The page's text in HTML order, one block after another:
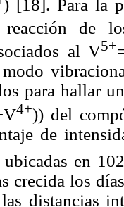
) [18]. Para la
de
al V5+
para hallar
4+)) del
de
ubicadas en
crecida los
distancias